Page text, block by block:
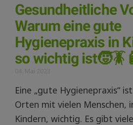
Gesundheitliche
Warum eine gute
Hygienepraxis in
so wichtig
Eine „gute Hygienepraxis“
Orten mit vielen Menschen,
Kindern, wichtig. Es gibt